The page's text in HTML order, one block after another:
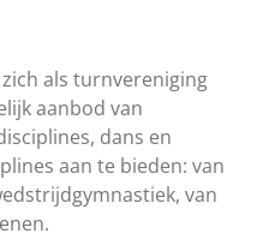
als turnvereniging
aanbod van
dans en
aan te bieden: van
van